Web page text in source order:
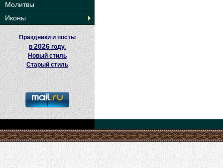
Молитвы
Иконы
Праздники и посты
в2026 году.
Новый стиль
Старый стиль